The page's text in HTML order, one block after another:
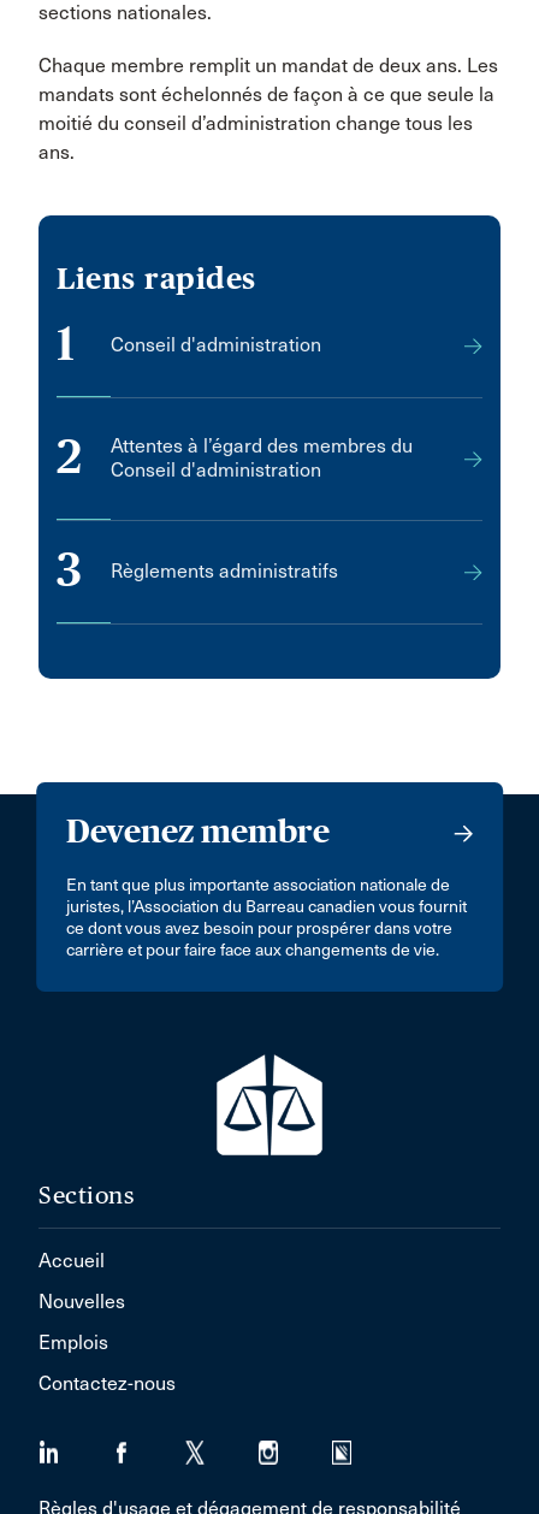
sections nationales.
Chaque membre remplit un mandat de deux ans. Les
mandats sont échelonnés de façon à ce que seule la
moitié du conseil d’administration change tous les
ans.
Liens rapides
1 Conseil d'administration
2
Attentes à l’égard des membres du
Conseil d'administration
3 Règlements administratifs
Devenez membre
En tant que plus importante association nationale de
juristes, l’Association du Barreau canadien vous fournit
ce dont vous avez besoin pour prospérer dans votre
carrière et pour faire face aux changements de vie.
Sections
Accueil
Nouvelles
Emplois
Contactez-nous
Règles d'usage et dégagement de responsabilité